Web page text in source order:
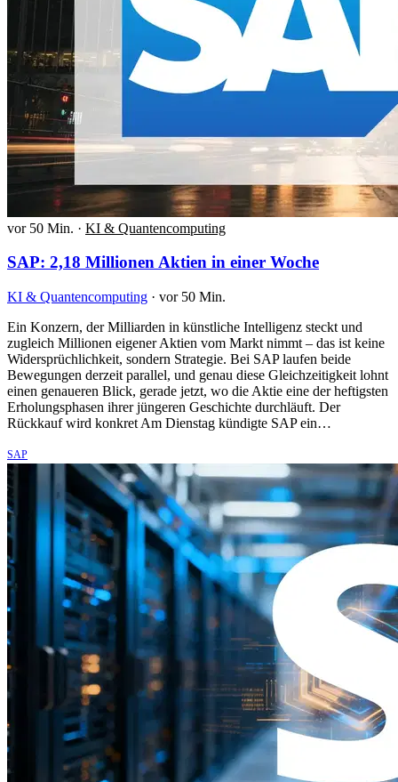
vor 50 Min. · KI & Quantencomputing
SAP: 2,18 Millionen Aktien in einer Woche
KI & Quantencomputing · vor 50 Min.
Ein Konzern, der Milliarden in künstliche Intelligenz steckt und
zugleich Millionen eigener Aktien vom Markt nimmt – das ist keine
Widersprüchlichkeit, sondern Strategie. Bei SAP laufen beide
Bewegungen derzeit parallel, und genau diese Gleichzeitigkeit lohnt
einen genaueren Blick, gerade jetzt, wo die Aktie eine der heftigsten
Erholungsphasen ihrer jüngeren Geschichte durchläuft. Der
Rückkauf wird konkret Am Dienstag kündigte SAP ein…
SAP